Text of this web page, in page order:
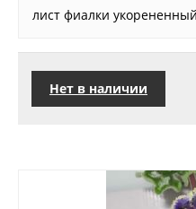
лист фиалки
Нет в наличии